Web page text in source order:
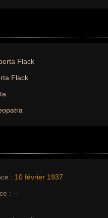
Flack
Flack
: 10 février 1937
: --